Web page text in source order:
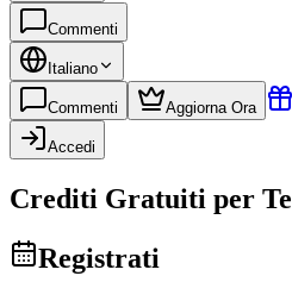
Commenti
Italiano
Commenti Aggiorna Ora
Accedi
Crediti Gratuiti per Te
Registrati